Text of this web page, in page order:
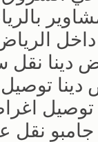
دينا نقل
دينا
توصيل
جامبو